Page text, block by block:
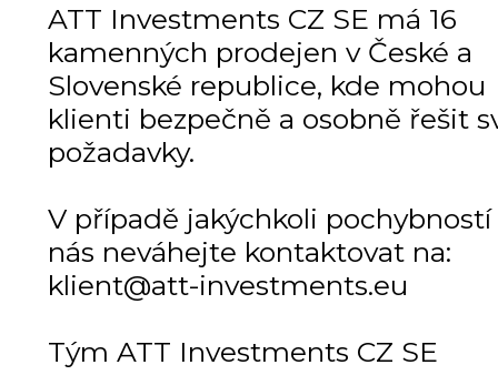
ATT Investments CZ SE má 16
kamenných prodejen v České a
Slovenské republice, kde mohou
klienti bezpečně a osobně řešit
požadavky.
V případě jakýchkoli pochybností
nás neváhejte kontaktovat na:
klient@att-investments.eu
Tým ATT Investments CZ SE